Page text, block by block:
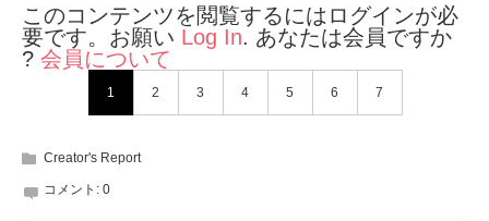
このコンテンツを閲覧するにはログインが必
要です。お願い Log In. あなたは会員ですか
? 会員について
1 2 3 4 5 6 7
Creator's Report
コメント: 0